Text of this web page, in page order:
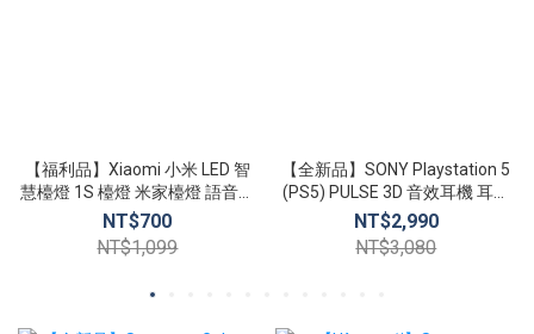
【福利品】Xiaomi 小米 LED 智
慧檯燈 1S 檯燈 米家檯燈 語音控
制
NT$700
NT$1,099
【全新品】SONY Playstation 5
(PS5) PULSE 3D 音效耳機 耳罩
式 雙消噪麥克風 無線耳機組
NT$2,990
NT$3,080